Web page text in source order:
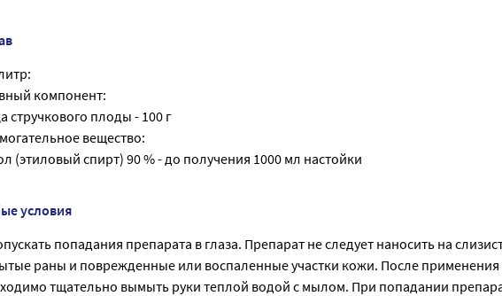
компонент:
стручкового плоды - 100 г
вещество:
(этиловый спирт) 90 % - до получения 1000 мл настойки
условия
попадания препарата в глаза. Препарат не следует наносить на
раны и поврежденные или воспаленные участки кожи. После применения
тщательно вымыть руки теплой водой с мылом. При попадании